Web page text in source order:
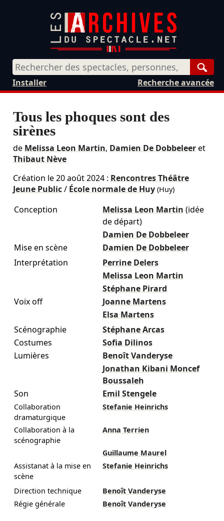
Recherche avancée
Installer
Tous les phoques sont des
sirènes
de Melissa Leon Martin, Damien De Dobbeleeret
Thibaut Nève
Création le20 août 2024: Rencontres Théâtre
Jeune Public/ École normale de Huy(Huy)
Conception Melissa Leon Martin (idée
de départ)
Damien De Dobbeleer
Mise en scène
Damien De Dobbeleer
Interprétation
Perrine Delers
Melissa Leon Martin
Stéphane Pirard
Voix off
Joanne Martens
Elsa Martens
Scénographie
Stéphane Arcas
Costumes
Sofia Dilinos
Lumières
Benoît Vanderyse
Jonathan Kibani Moncef
Boussaleh
Son
Emil Stengele
Collaboration
dramaturgique
Stefanie Heinrichs
Collaboration à la
scénographie
Anna Terrien
Guillaume Maurel
Assistanat à la mise en
scène
Stefanie Heinrichs
Direction technique
Benoît Vanderyse
Régie générale
Benoît Vanderyse